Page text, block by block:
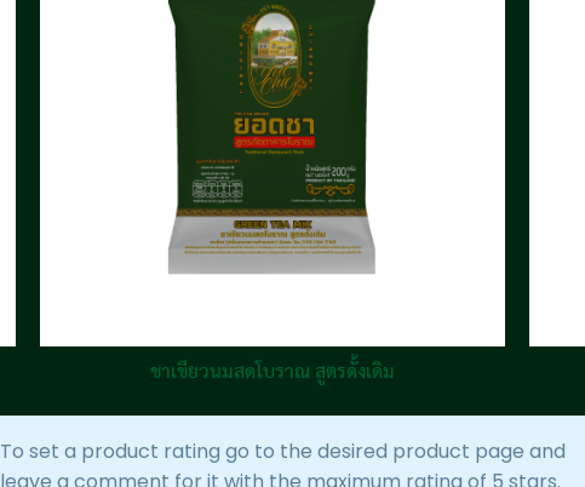
ชาเขียวนมสดโบราณ สูตรดั้งเดิม
To set a product rating go to the desired product page and